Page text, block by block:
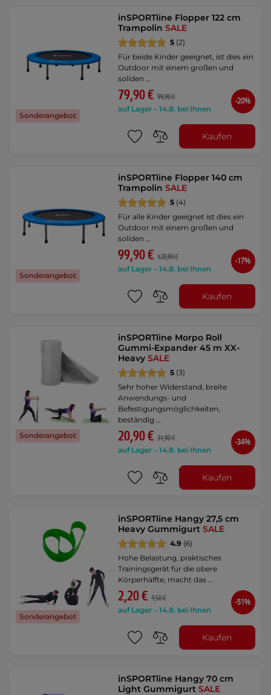
Sonderangebot
inSPORTline Flopper 122 cm
TrampolinSALE
5 (2)
Für beide Kinder geeignet, ist dies ein
Outdoor mit einem großen und
soliden …
79,90 € 99,90 €
auf Lager – 14.8. bei Ihnen
-20%
Kaufen
Sonderangebot
inSPORTline Flopper 140 cm
TrampolinSALE
5 (4)
Für alle Kinder geeignet ist dies ein
Outdoor mit einem großen und
soliden …
99,90 € 120,90 €
auf Lager – 14.8. bei Ihnen
-17%
Kaufen
Sonderangebot
inSPORTline Morpo Roll
Gummi-Expander 45 m XX-
HeavySALE
5 (3)
Sehr hoher Widerstand, breite
Anwendungs- und
Befestigungsmöglichkeiten,
beständig …
20,90 € 31,90 €
auf Lager – 14.8. bei Ihnen
-34%
Kaufen
Sonderangebot
inSPORTline Hangy 27,5 cm
Heavy GummigurtSALE
4.9 (6)
Hohe Belastung, praktisches
Trainingsgerät für die obere
Körperhälfte, macht das …
2,20 € 4,50 €
auf Lager – 14.8. bei Ihnen
-51%
Kaufen
inSPORTline Hangy 70 cm
Light GummigurtSALE